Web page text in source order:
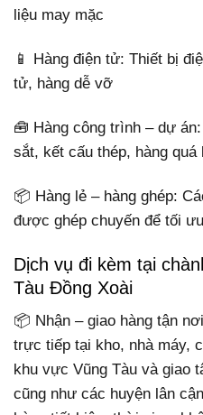
liệu may mặc
📱 Hàng điện tử: Thiết bị
tử, hàng dễ vỡ
🧰 Hàng công trình – dự
sắt, kết cấu thép, hàng quá
📦 Hàng lẻ – hàng ghép:
được ghép chuyến để tối
Dịch vụ đi kèm tại
Tàu Đồng Xoài
📦 Nhận – giao hàng tận
trực tiếp tại kho, nhà máy,
khu vực Vũng Tàu và giao
cũng như các huyện lân